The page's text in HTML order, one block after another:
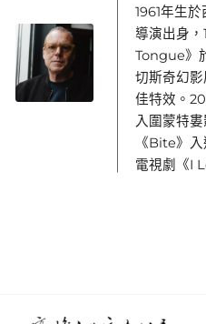
1961年生
導演出身
Tongue》
切斯奇幻
佳特效。
入圍蒙特
《Bite》
電視劇《I